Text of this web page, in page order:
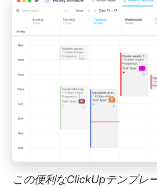
この便利なClickUpテンプレ